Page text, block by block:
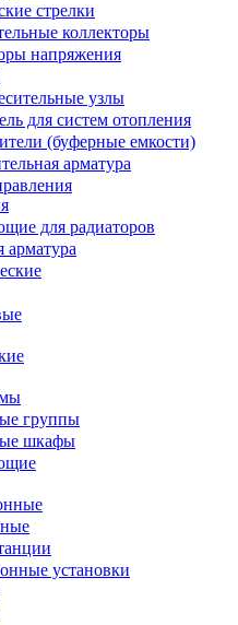
стрелки
коллекторы
напряжения
узлы
для систем отопления
(буферные емкости)
арматура
для радиаторов
арматура
группы
шкафы
установки